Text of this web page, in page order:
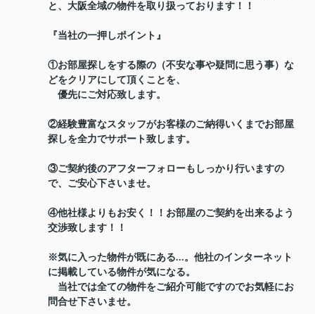
と、大阪全域の物件を取り扱っております！！
『当社の一押しポイント』
①お部屋探しをする際の（不安な事や疑問に思う事）な
どをクリアにして頂くことを、
優先にご対応致します。
②経験豊富なスタッフがお客様のご納得いくまでお部屋
探しを全力でサポート致します。
③ご契約後のアフターフォローもしっかり行いますの
で、ご安心下さいませ。
④他社様よりもお安く！！お部屋のご契約を出来るよう
交渉致します！！
※気に入った物件が既にある...。他社のインターネット
に掲載している物件が気になる。
当社では全ての物件をご紹介可能ですのでお気軽にお
問合せ下さいませ。